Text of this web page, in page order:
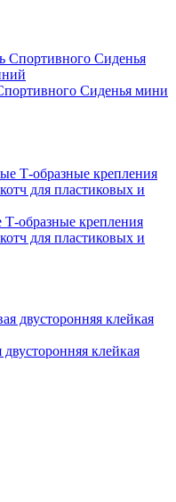
Сиденья мини
образные крепления
для пластиковых и
клейкая